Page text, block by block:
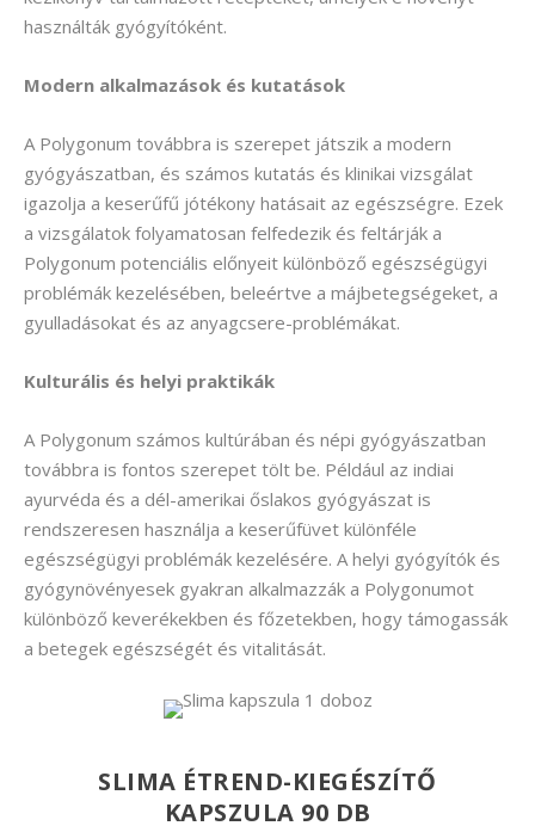
használták gyógyítóként.
Modern alkalmazások és kutatások
A Polygonum továbbra is szerepet játszik a modern
gyógyászatban, és számos kutatás és klinikai vizsgálat
igazolja a keserűfű jótékony hatásait az egészségre. Ezek
a vizsgálatok folyamatosan felfedezik és feltárják a
Polygonum potenciális előnyeit különböző egészségügyi
problémák kezelésében, beleértve a májbetegségeket, a
gyulladásokat és az anyagcsere-problémákat.
Kulturális és helyi praktikák
A Polygonum számos kultúrában és népi gyógyászatban
továbbra is fontos szerepet tölt be. Például az indiai
ayurvéda és a dél-amerikai őslakos gyógyászat is
rendszeresen használja a keserűfüvet különféle
egészségügyi problémák kezelésére. A helyi gyógyítók és
gyógynövényesek gyakran alkalmazzák a Polygonumot
különböző keverékekben és főzetekben, hogy támogassák
a betegek egészségét és vitalitását.
SLIMA ÉTREND-KIEGÉSZÍTŐ
KAPSZULA 90 DB